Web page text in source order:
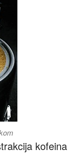
kofeina